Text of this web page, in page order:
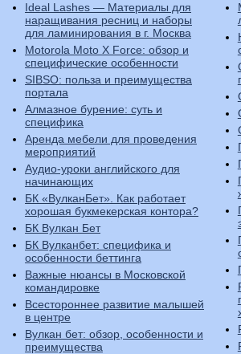
Ideal Lashes — Материалы для
наращивания ресниц и наборы
для ламинирования в г. Москва
Motorola Moto X Force: обзор и
специфические особенности
SIBSO: польза и преимущества
портала
Алмазное бурение: суть и
специфика
Аренда мебели для проведения
мероприятий
Аудио-уроки английского для
начинающих
БК «ВулканБет». Как работает
хорошая букмекерская контора?
БК Вулкан Бет
БК Вулканбет: специфика и
особенности беттинга
Важные нюансы в Московской
командировке
Всестороннее развитие малышей
в центре
Вулкан бет: обзор, особенности и
преимущества